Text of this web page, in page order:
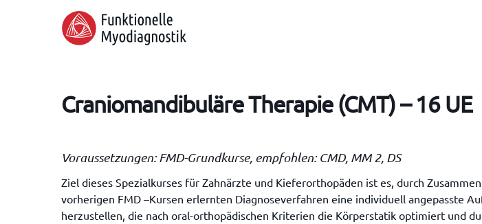
Craniomandibuläre Therapie (CMT) – 16 UE
Voraussetzungen: FMD-Grundkurse, empfohlen: CMD, MM 2, DS
Ziel dieses Spezialkurses für Zahnärzte und Kieferorthopäden ist es, durch
vorherigen FMD –Kursen erlernten Diagnoseverfahren eine individuell angepasste
herzustellen, die nach oral-orthopädischen Kriterien die Körperstatik optimiert und